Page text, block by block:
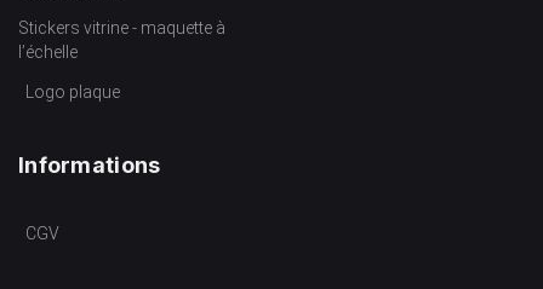
Stickers vitrine - maquette à
l’échelle
Logo plaque
Informations
CGV